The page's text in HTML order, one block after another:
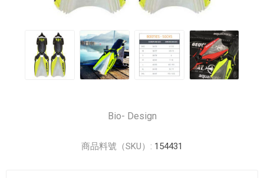
Bio- Design
商品料號（SKU）: 154431